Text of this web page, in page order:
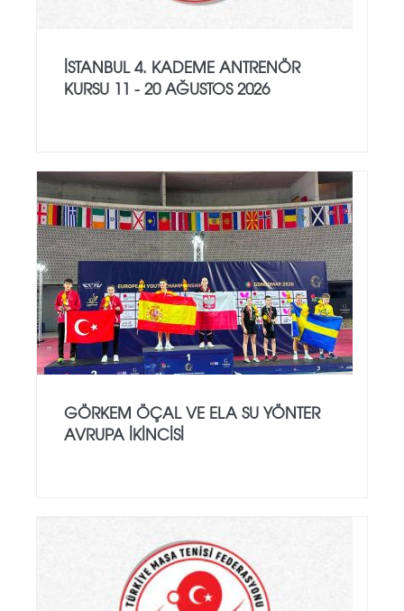
İSTANBUL 4. KADEME ANTRENÖR
KURSU 11 - 20 AĞUSTOS 2026
GÖRKEM ÖÇAL VE ELA SU YÖNTER
AVRUPA İKINCISI